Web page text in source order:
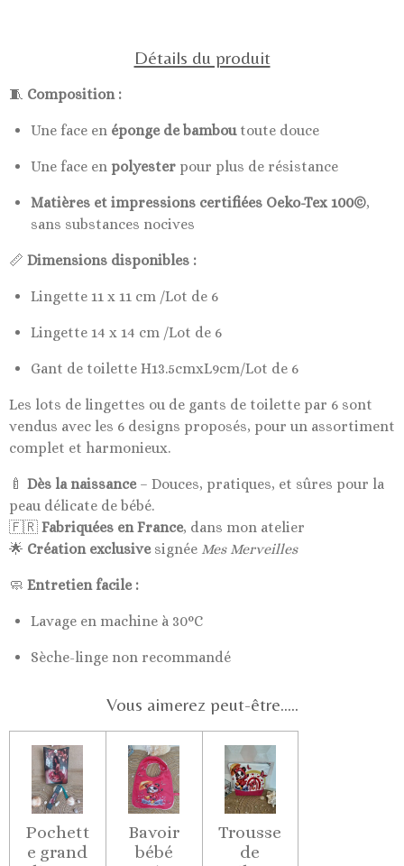
Détails du produit
🧵 Composition :
Une face en éponge de bamboutoute douce
Une face en polyester pour plus de résistance
Matières et impressions certifiées Oeko-Tex 100©,
sans substances nocives
📏 Dimensions disponibles :
Lingette 11 x 11 cm /Lot de 6
Lingette 14 x 14 cm /Lot de 6
Gant de toilette H13.5cmxL9cm/Lot de 6
Les lots de lingettes ou de gants de toilette par 6 sont
vendus avec les 6 designs proposés, pour un assortiment
complet et harmonieux.
🍼 Dès la naissance– Douces, pratiques, et sûres pour la
peau délicate de bébé.
🇫🇷 Fabriquées en France, dans mon atelier
🌟 Création exclusivesignée Mes Merveilles
🧼 Entretien facile :
Lavage en machine à 30°C
Sèche-linge non recommandé
Vous aimerez peut-être.....
Pochett
e grand
Bavoir
bébé
Trousse
de